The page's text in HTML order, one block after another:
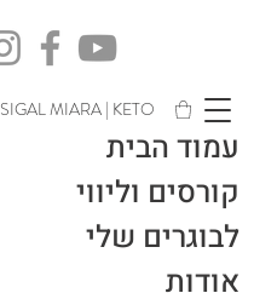
SIGAL MIARA | KETO
עמוד הבית
קורסים וליווי
לבוגרים שלי
אודות